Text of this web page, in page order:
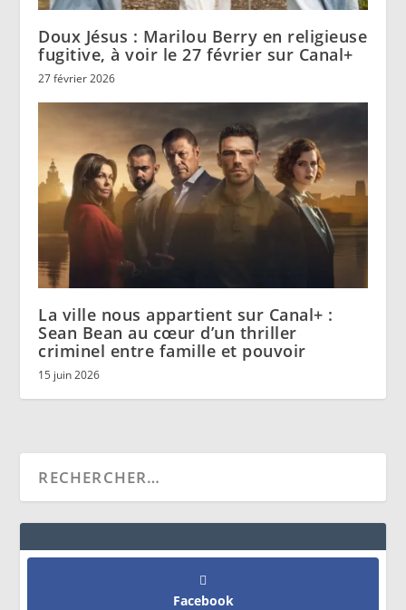
Doux Jésus : Marilou Berry en religieuse
fugitive, à voir le 27 février sur Canal+
27 février 2026
La ville nous appartient sur Canal+ :
Sean Bean au cœur d’un thriller
criminel entre famille et pouvoir
15 juin 2026
Facebook